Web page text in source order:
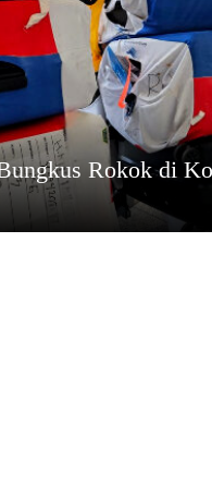
Rokok di